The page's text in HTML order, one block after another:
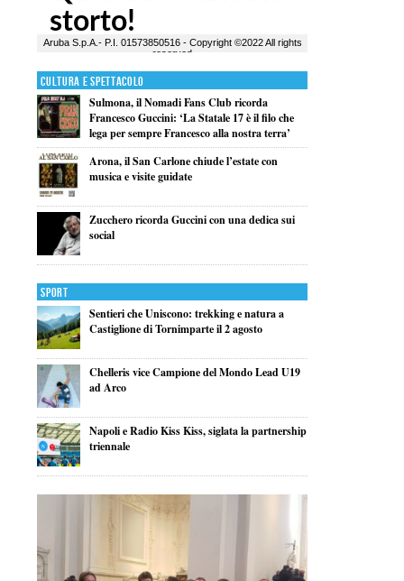
Cultura e Spettacolo
Sulmona, il Nomadi Fans Club ricorda
Francesco Guccini: ‘La Statale 17 è il filo che
lega per sempre Francesco alla nostra terra’
Arona, il San Carlone chiude l’estate con
musica e visite guidate
Zucchero ricorda Guccini con una dedica sui
social
Sport
Sentieri che Uniscono: trekking e natura a
Castiglione di Tornimparte il 2 agosto
Chelleris vice Campione del Mondo Lead U19
ad Arco
Napoli e Radio Kiss Kiss, siglata la partnership
triennale